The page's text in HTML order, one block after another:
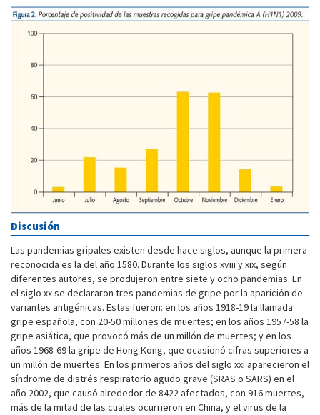
Discusión
Las pandemias gripales existen desde hace siglos, aunque la primera
reconocida es la del año 1580. Durante los siglos xviii y xix, según
diferentes autores, se produjeron entre siete y ocho pandemias. En
el siglo xx se declararon tres pandemias de gripe por la aparición de
variantes antigénicas. Estas fueron: en los años 1918-19 la llamada
gripe española, con 20-50 millones de muertes; en los años 1957-58 la
gripe asiática, que provocó más de un millón de muertes; y en los
años 1968-69 la gripe de Hong Kong, que ocasionó cifras superiores a
un millón de muertes. En los primeros años del siglo xxi aparecieron el
síndrome de distrés respiratorio agudo grave (SRAS o SARS) en el
año 2002, que causó alrededor de 8422 afectados, con 916 muertes,
más de la mitad de las cuales ocurrieron en China, y el virus de la